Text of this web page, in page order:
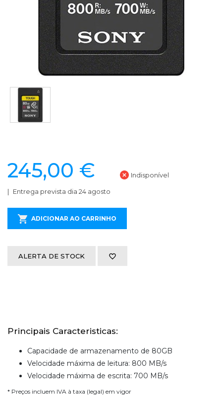
245,00 € Indisponível
Entrega prevista dia 24 agosto
ADICIONAR AO CARRINHO
ALERTA DE STOCK
Principais Caracteristicas:
Capacidade de armazenamento de 80GB
Velocidade máxima de leitura: 800 MB/s
Velocidade máxima de escrita: 700 MB/s
* Preços incluem IVA à taxa (legal) em vigor